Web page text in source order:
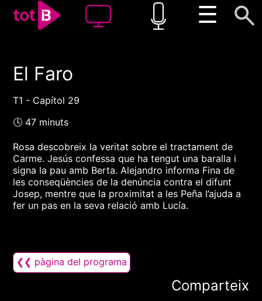
☰
00:00
El Faro
T1 - Capítol 29
🕓 47 minuts
Rosa descobreix la veritat sobre el tractament de
Carme. Jesús confessa que ha tengut una baralla i
signa la pau amb Berta. Alejandro informa Fina de
les conseqüències de la denúncia contra el difunt
Josep, mentre que la proximitat a les Peña l’ajuda a
fer un pas en la seva relació amb Lucía.
❮❮ pàgina del programa
Comparteix